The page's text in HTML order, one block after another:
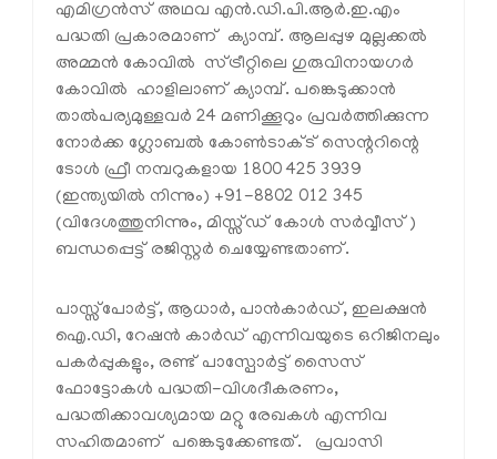
എമിഗ്രന്‍സ് അഥവ എന്‍.ഡി.പി.ആര്‍.ഇ.എം
പദ്ധതി പ്രകാരമാണ് ക്യാമ്പ്. ആലപ്പുഴ മുല്ലക്കൽ
അമ്മൻ കോവില്‍ സ്ട്രീറ്റിലെ ഗുരുവിനായഗർ
കോവില്‍ ഹാളിലാണ് ക്യാമ്പ്. പങ്കെടുക്കാന്‍
താല്‍പര്യമുള്ളവര്‍ 24 മണിക്കൂറും പ്രവര്‍ത്തിക്കുന്ന
നോര്‍ക്ക ഗ്ലോബല്‍ കോണ്‍ടാക്ട് സെന്ററിന്റെ
ടോള്‍ ഫ്രീ നമ്പറുകളായ 1800 425 3939
(ഇന്ത്യയില്‍ നിന്നും) +91-8802 012 345
(വിദേശത്തുനിന്നും, മിസ്സ്ഡ് കോള്‍ സര്‍വ്വീസ്)
ബന്ധപ്പെട്ട് രജിസ്റ്റര്‍ ചെയ്യേണ്ടതാണ്.
പാസ്സ്‌പോർട്ട്, ആധാർ, പാൻകാർഡ്, ഇലക്ഷൻ
ഐ.ഡി, റേഷൻ കാർഡ് എന്നിവയുടെ ഒറിജിനലും
പകര്‍പ്പുകളും, രണ്ട് പാസ്പോർട്ട് സൈസ്
ഫോട്ടോകള്‍ പദ്ധതി-വിശദീകരണം,
പദ്ധതിക്കാവശ്യമായ മറ്റു രേഖകൾ എന്നിവ
സഹിതമാണ് പങ്കെടുക്കേണ്ടത്. പ്രവാസി